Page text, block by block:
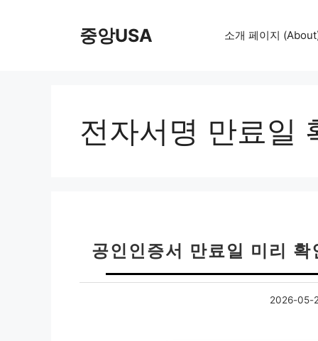
중앙USA 소개 페이지
전자서명 만료일
공인인증서 만료일 미리
2026-05-